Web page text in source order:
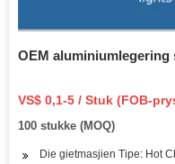
OEM
VS$ 0,1-5 / Stuk (FOB-
100 stukke (MOQ)
Die gietmasjien Tipe: Hot